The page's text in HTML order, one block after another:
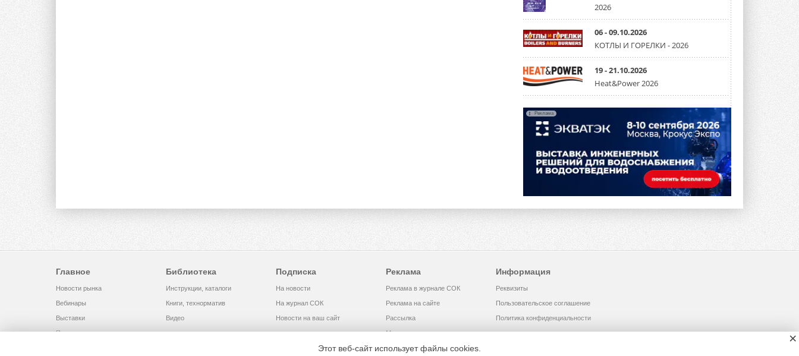
2026
06 - 09.10.2026
КОТЛЫ И ГОРЕЛКИ - 2026
19 - 21.10.2026
Heat&Power 2026
Реклама
Главное
Новости рынка
Вебинары
Выставки
Помощь
Библиотека
Инструкции, каталоги
Книги, технорматив
Видео
Подписка
На новости
На журнал СОК
Новости на ваш сайт
Реклама
Реклама в журнале СОК
Реклама на сайте
Рассылка
Медиакит
Информация
Реквизиты
Пользовательское соглашение
Политика конфиденциальности
Этот веб-сайт использует файлы cookies.
×